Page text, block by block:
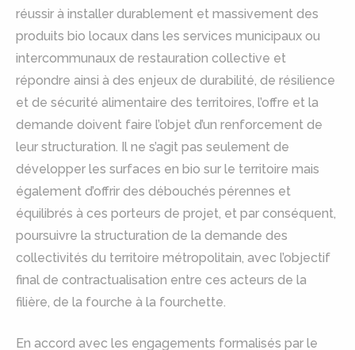
réussir à installer durablement et massivement des
produits bio locaux dans les services municipaux ou
intercommunaux de restauration collective et
répondre ainsi à des enjeux de durabilité, de résilience
et de sécurité alimentaire des territoires, l’offre et la
demande doivent faire l’objet d’un renforcement de
leur structuration. Il ne s’agit pas seulement de
développer les surfaces en bio sur le territoire mais
également d’offrir des débouchés pérennes et
équilibrés à ces porteurs de projet, et par conséquent,
poursuivre la structuration de la demande des
collectivités du territoire métropolitain, avec l’objectif
final de contractualisation entre ces acteurs de la
filière, de la fourche à la fourchette.
En accord avec les engagements formalisés par le